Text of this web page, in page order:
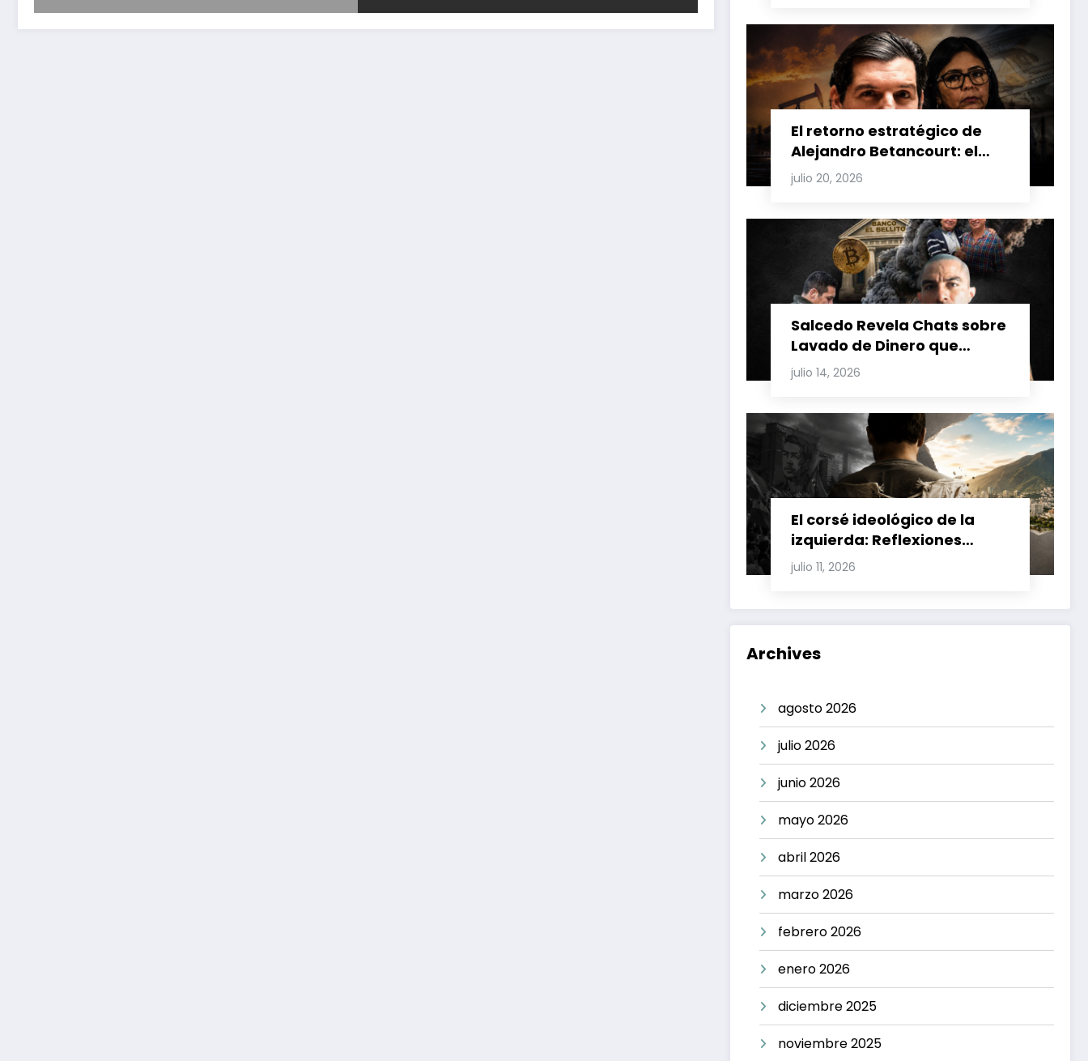
El retorno estratégico de
Alejandro Betancourt: el
bolichico que desafía la
justicia y renueva su poder
venezolana
julio 20, 2026
Salcedo Revela Chats sobre
Lavado de Dinero que
Involucran a Glas, Correa y
Juan Fernando Petro en el
julio 14, 2026
El corsé ideológico de la
izquierda: Reflexiones
sobre el fracaso chavista y
la crisis moral en América
julio 11, 2026
Archives
agosto 2026
julio 2026
junio 2026
mayo 2026
abril 2026
marzo 2026
febrero 2026
enero 2026
diciembre 2025
noviembre 2025